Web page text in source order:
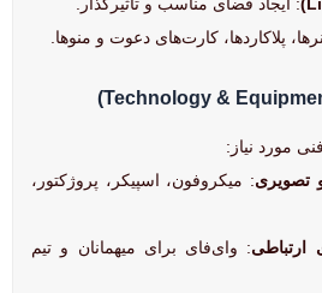
پلاکاردها، کارت‌های دعوت و منوها.
مورد نیاز:
تصویری: میکروفون، اسپیکر، پروژکتور،
ارتباطی: وای‌فای برای میهمانان و تیم